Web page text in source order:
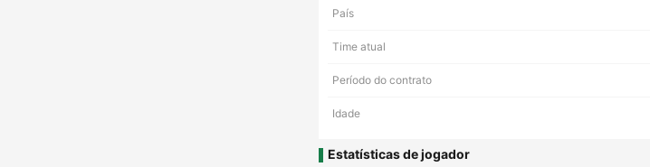
País
Time atual
Período do contrato
Idade
Estatísticas de jogador